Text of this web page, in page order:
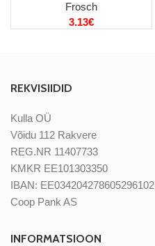
Frosch
3.13€
REKVISIIDID
Kulla OÜ
Võidu 112 Rakvere
REG.NR 11407733
KMKR EE101303350
IBAN: EE034204278605296102
Coop Pank AS
INFORMATSIOON